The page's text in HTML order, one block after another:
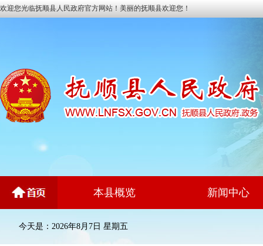
欢迎您光临抚顺县人民政府官方网站！美丽的抚顺县欢迎您！
本县概览 新闻中心
今天是：2026年8月7日 星期五